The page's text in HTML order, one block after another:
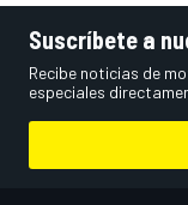
Suscríbete a
Recibe noticias de
especiales